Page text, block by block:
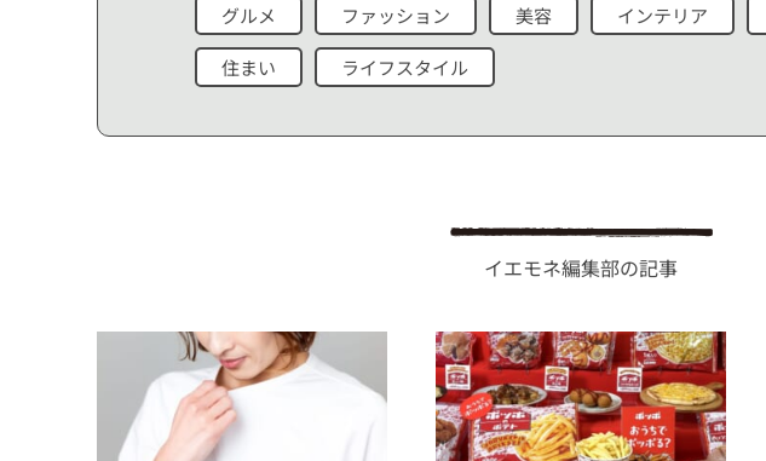
グルメ ファッション 美容 インテリア
住まい ライフスタイル
イエモネ編集部の記事